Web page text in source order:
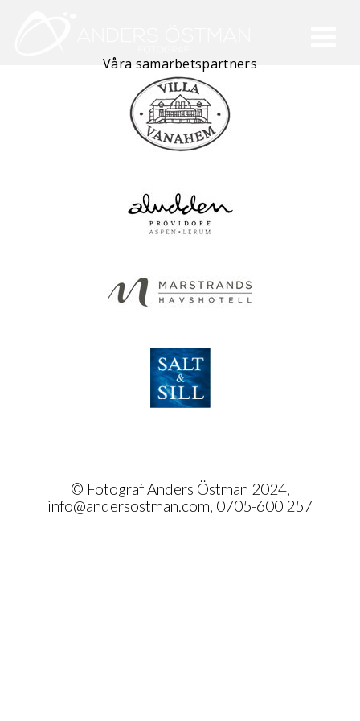
Våra samarbetspartners
© Fotograf Anders Östman 2024,
info@andersostman.com, 0705-600 257